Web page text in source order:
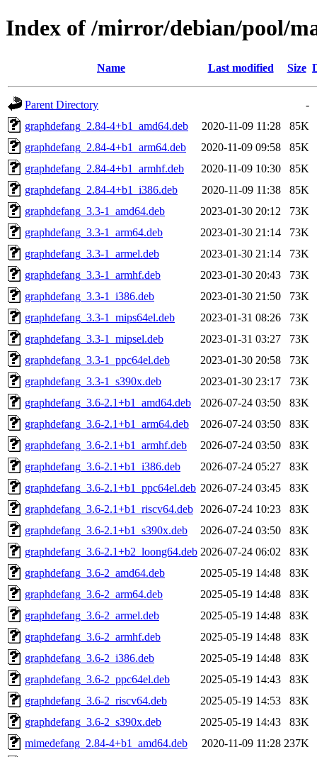
Index of /mirror/debian/pool/
Name Last modified Size
Parent Directory
-
graphdefang_2.84-4+b1_amd64.deb
2020-11-09 11:28
85K
graphdefang_2.84-4+b1_arm64.deb
2020-11-09 09:58
85K
graphdefang_2.84-4+b1_armhf.deb
2020-11-09 10:30
85K
graphdefang_2.84-4+b1_i386.deb
2020-11-09 11:38
85K
graphdefang_3.3-1_amd64.deb
2023-01-30 20:12
73K
graphdefang_3.3-1_arm64.deb
2023-01-30 21:14
73K
graphdefang_3.3-1_armel.deb
2023-01-30 21:14
73K
graphdefang_3.3-1_armhf.deb
2023-01-30 20:43
73K
graphdefang_3.3-1_i386.deb
2023-01-30 21:50
73K
graphdefang_3.3-1_mips64el.deb
2023-01-31 08:26
73K
graphdefang_3.3-1_mipsel.deb
2023-01-31 03:27
73K
graphdefang_3.3-1_ppc64el.deb
2023-01-30 20:58
73K
graphdefang_3.3-1_s390x.deb
2023-01-30 23:17
73K
graphdefang_3.6-2.1+b1_amd64.deb
2026-07-24 03:50
83K
graphdefang_3.6-2.1+b1_arm64.deb
2026-07-24 03:50
83K
graphdefang_3.6-2.1+b1_armhf.deb
2026-07-24 03:50
83K
graphdefang_3.6-2.1+b1_i386.deb
2026-07-24 05:27
83K
graphdefang_3.6-2.1+b1_ppc64el.deb 2026-07-24 03:45
83K
graphdefang_3.6-2.1+b1_riscv64.deb
2026-07-24 10:23
83K
graphdefang_3.6-2.1+b1_s390x.deb
2026-07-24 03:50
83K
graphdefang_3.6-2.1+b2_loong64.deb 2026-07-24 06:02
83K
graphdefang_3.6-2_amd64.deb
2025-05-19 14:48
83K
graphdefang_3.6-2_arm64.deb
2025-05-19 14:48
83K
graphdefang_3.6-2_armel.deb
2025-05-19 14:48
83K
graphdefang_3.6-2_armhf.deb
2025-05-19 14:48
83K
graphdefang_3.6-2_i386.deb
2025-05-19 14:48
83K
graphdefang_3.6-2_ppc64el.deb
2025-05-19 14:43
83K
graphdefang_3.6-2_riscv64.deb
2025-05-19 14:53
83K
graphdefang_3.6-2_s390x.deb
2025-05-19 14:43
83K
mimedefang_2.84-4+b1_amd64.deb
2020-11-09 11:28 237K